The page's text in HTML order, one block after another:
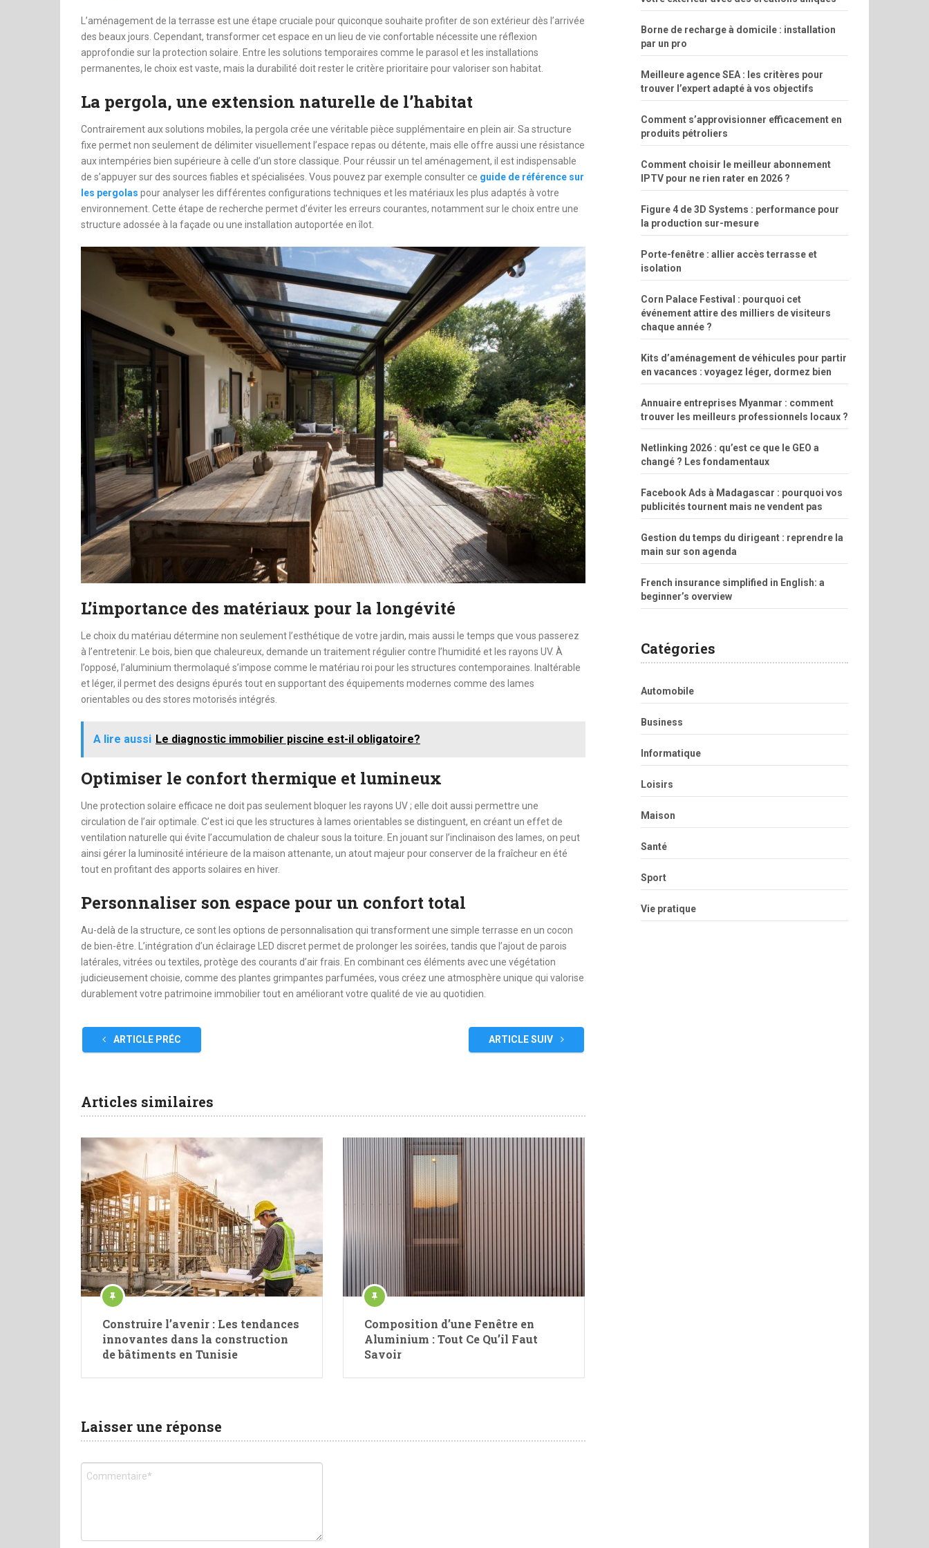
L’aménagement de la terrasse est une étape cruciale pour quiconque souhaite profiter de son extérieur dès l’arrivée
des beaux jours. Cependant, transformer cet espace en un lieu de vie confortable nécessite une réflexion
approfondie sur la protection solaire. Entre les solutions temporaires comme le parasol et les installations
permanentes, le choix est vaste, mais la durabilité doit rester le critère prioritaire pour valoriser son habitat.
La pergola, une extension naturelle de l’habitat
Contrairement aux solutions mobiles, la pergola crée une véritable pièce supplémentaire en plein air. Sa structure
fixe permet non seulement de délimiter visuellement l’espace repas ou détente, mais elle offre aussi une résistance
aux intempéries bien supérieure à celle d’un store classique. Pour réussir un tel aménagement, il est indispensable
de s’appuyer sur des sources fiables et spécialisées. Vous pouvez par exemple consulter ce guide de référence sur
les pergolas pour analyser les différentes configurations techniques et les matériaux les plus adaptés à votre
environnement. Cette étape de recherche permet d’éviter les erreurs courantes, notamment sur le choix entre une
structure adossée à la façade ou une installation autoportée en îlot.
L’importance des matériaux pour la longévité
Le choix du matériau détermine non seulement l’esthétique de votre jardin, mais aussi le temps que vous passerez
à l’entretenir. Le bois, bien que chaleureux, demande un traitement régulier contre l’humidité et les rayons UV. À
l’opposé, l’aluminium thermolaqué s’impose comme le matériau roi pour les structures contemporaines. Inaltérable
et léger, il permet des designs épurés tout en supportant des équipements modernes comme des lames
orientables ou des stores motorisés intégrés.
A lire aussi Le diagnostic immobilier piscine est-il obligatoire?
Optimiser le confort thermique et lumineux
Une protection solaire efficace ne doit pas seulement bloquer les rayons UV ; elle doit aussi permettre une
circulation de l’air optimale. C’est ici que les structures à lames orientables se distinguent, en créant un effet de
ventilation naturelle qui évite l’accumulation de chaleur sous la toiture. En jouant sur l’inclinaison des lames, on peut
ainsi gérer la luminosité intérieure de la maison attenante, un atout majeur pour conserver de la fraîcheur en été
tout en profitant des apports solaires en hiver.
Personnaliser son espace pour un confort total
Au-delà de la structure, ce sont les options de personnalisation qui transforment une simple terrasse en un cocon
de bien-être. L’intégration d’un éclairage LED discret permet de prolonger les soirées, tandis que l’ajout de parois
latérales, vitrées ou textiles, protège des courants d’air frais. En combinant ces éléments avec une végétation
judicieusement choisie, comme des plantes grimpantes parfumées, vous créez une atmosphère unique qui valorise
durablement votre patrimoine immobilier tout en améliorant votre qualité de vie au quotidien.
ARTICLE PRÉC ARTICLE SUIV
Articles similaires
Construire l’avenir : Les tendances
innovantes dans la construction
de bâtiments en Tunisie
Composition d’une Fenêtre en
Aluminium : Tout Ce Qu’il Faut
Savoir
Laisser une réponse
Borne de recharge à domicile : installation
par un pro
Meilleure agence SEA : les critères pour
trouver l’expert adapté à vos objectifs
Comment s’approvisionner efficacement en
produits pétroliers
Comment choisir le meilleur abonnement
IPTV pour ne rien rater en 2026 ?
Figure 4 de 3D Systems : performance pour
la production sur-mesure
Porte-fenêtre : allier accès terrasse et
isolation
Corn Palace Festival : pourquoi cet
événement attire des milliers de visiteurs
chaque année ?
Kits d’aménagement de véhicules pour partir
en vacances : voyagez léger, dormez bien
Annuaire entreprises Myanmar : comment
trouver les meilleurs professionnels locaux ?
Netlinking 2026 : qu’est ce que le GEO a
changé ? Les fondamentaux
Facebook Ads à Madagascar : pourquoi vos
publicités tournent mais ne vendent pas
Gestion du temps du dirigeant : reprendre la
main sur son agenda
French insurance simplified in English: a
beginner’s overview
Catégories
Automobile
Business
Informatique
Loisirs
Maison
Santé
Sport
Vie pratique